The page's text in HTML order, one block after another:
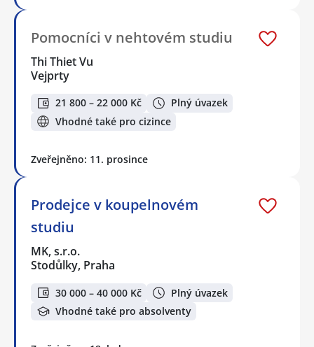
Pomocníci v nehtovém studiu
Thi Thiet Vu
Vejprty
21 800 – 22 000 Kč
Plný úvazek
Vhodné také pro cizince
Zveřejněno: 11. prosince
Prodejce v koupelnovém
studiu
MK, s.r.o.
Stodůlky, Praha
30 000 – 40 000 Kč
Plný úvazek
Vhodné také pro absolventy